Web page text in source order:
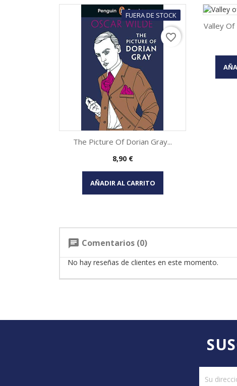
FUERA DE STOCK
Vista rápida
The Picture Of Dorian Gray...
Precio
8,90 €
AÑADIR AL CARRITO
favorite_border
Valley Of
chat Comentarios (0)
No hay reseñas de clientes en este momento.